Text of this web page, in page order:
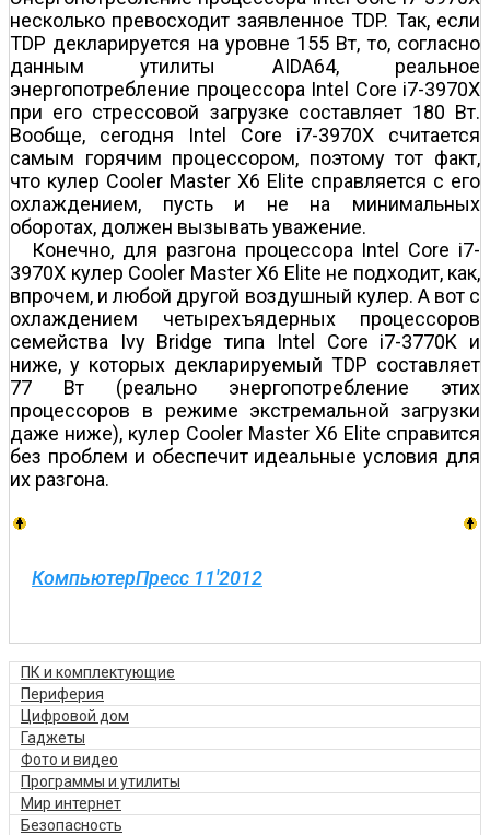
несколько превосходит заявленное TDP. Так, если
TDP декларируется на уровне 155 Вт, то, согласно
данным утилиты AIDA64, реальное
энергопотребление процессора Intel Core i7-3970Х
при его стрессовой загрузке составляет 180 Вт.
Вообще, сегодня Intel Core i7-3970Х считается
самым горячим процессором, поэтому тот факт,
что кулер Cooler Master X6 Elite справляется с его
охлаждением, пусть и не на минимальных
оборотах, должен вызывать уважение.
Конечно, для разгона процессора Intel Core i7-
3970Х кулер Cooler Master X6 Elite не подходит, как,
впрочем, и любой другой воздушный кулер. А вот с
охлаждением четырехъядерных процессоров
семейства Ivy Bridge типа Intel Core i7-3770K и
ниже, у которых декларируемый TDP составляет
77 Вт (реально энергопотребление этих
процессоров в режиме экстремальной загрузки
даже ниже), кулер Cooler Master X6 Elite справится
без проблем и обеспечит идеальные условия для
их разгона.
КомпьютерПресс 11'2012
ПК и комплектующие
Периферия
Цифровой дом
Гаджеты
Фото и видео
Программы и утилиты
Мир интернет
Безопасность